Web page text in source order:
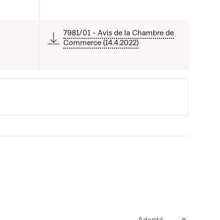
liste qui précède
7981/01 - Avis de la Chambre de
Commerce (14.4.2022)